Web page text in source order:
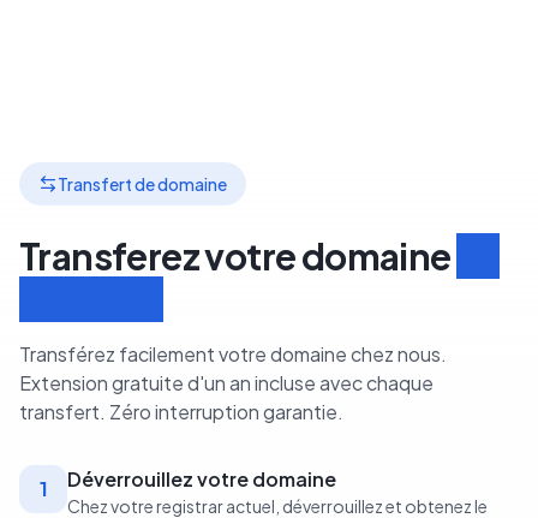
Transfert de domaine
Transferez votre domaine
Transférez facilement votre domaine chez nous.
Extension gratuite d'un an incluse avec chaque
transfert. Zéro interruption garantie.
1 Déverrouillez votre domaine
Chez votre registrar actuel, déverrouillez et obtenez le